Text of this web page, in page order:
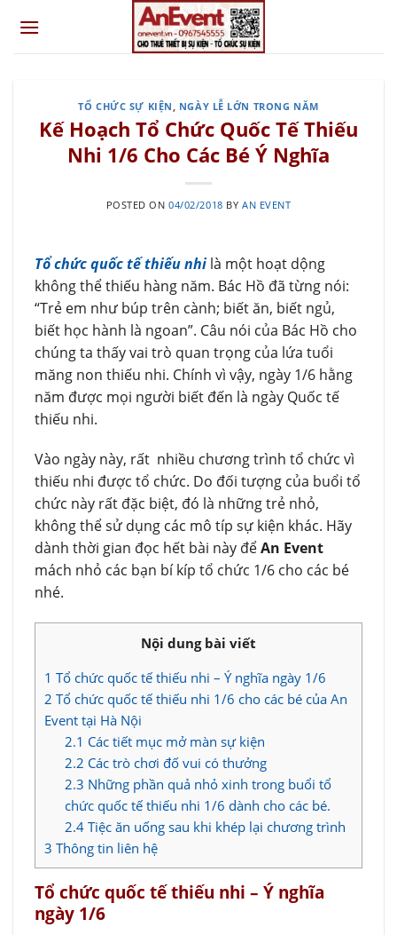
TỔ CHỨC SỰ KIỆN, NGÀY LỄ LỚN TRONG NĂM
Kế Hoạch Tổ Chức Quốc Tế Thiếu
Nhi 1/6 Cho Các Bé Ý Nghĩa
POSTED ON04/02/2018 BY AN EVENT
Tổ chức quốc tế thiếu nhi là một hoạt dộng
không thể thiếu hàng năm. Bác Hồ đã từng nói:
“Trẻ em như búp trên cành; biết ăn, biết ngủ,
biết học hành là ngoan”. Câu nói của Bác Hồ cho
chúng ta thấy vai trò quan trọng của lứa tuổi
măng non thiếu nhi. Chính vì vậy, ngày 1/6 hằng
năm được mọi người biết đến là ngày Quốc tế
thiếu nhi.
Vào ngày này, rất nhiều chương trình tổ chức vì
thiếu nhi được tổ chức. Do đối tượng của buổi tổ
chức này rất đặc biệt, đó là những trẻ nhỏ,
không thể sử dụng các mô típ sự kiện khác. Hãy
dành thời gian đọc hết bài này đểAn Event
mách nhỏ các bạn bí kíp tổ chức 1/6 cho các bé
nhé.
Nội dung bài viết
1 Tổ chức quốc tế thiếu nhi – Ý nghĩa ngày 1/6
2 Tổ chức quốc tế thiếu nhi 1/6 cho các bé của An
Event tại Hà Nội
2.1 Các tiết mục mở màn sự kiện
2.2 Các trò chơi đố vui có thưởng
2.3 Những phần quả nhỏ xinh trong buổi tổ
chức quốc tế thiếu nhi 1/6 dành cho các bé.
2.4Tiệc ăn uống sau khi khép lại chương trình
3 Thông tin liên hệ
Tổ chức quốc tế thiếu nhi – Ý nghĩa
ngày 1/6